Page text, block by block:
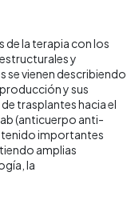
la terapia con los
y
se vienen describiendo
y sus
trasplantes hacia el
(anticuerpo anti-
tenido importantes
amplias
la